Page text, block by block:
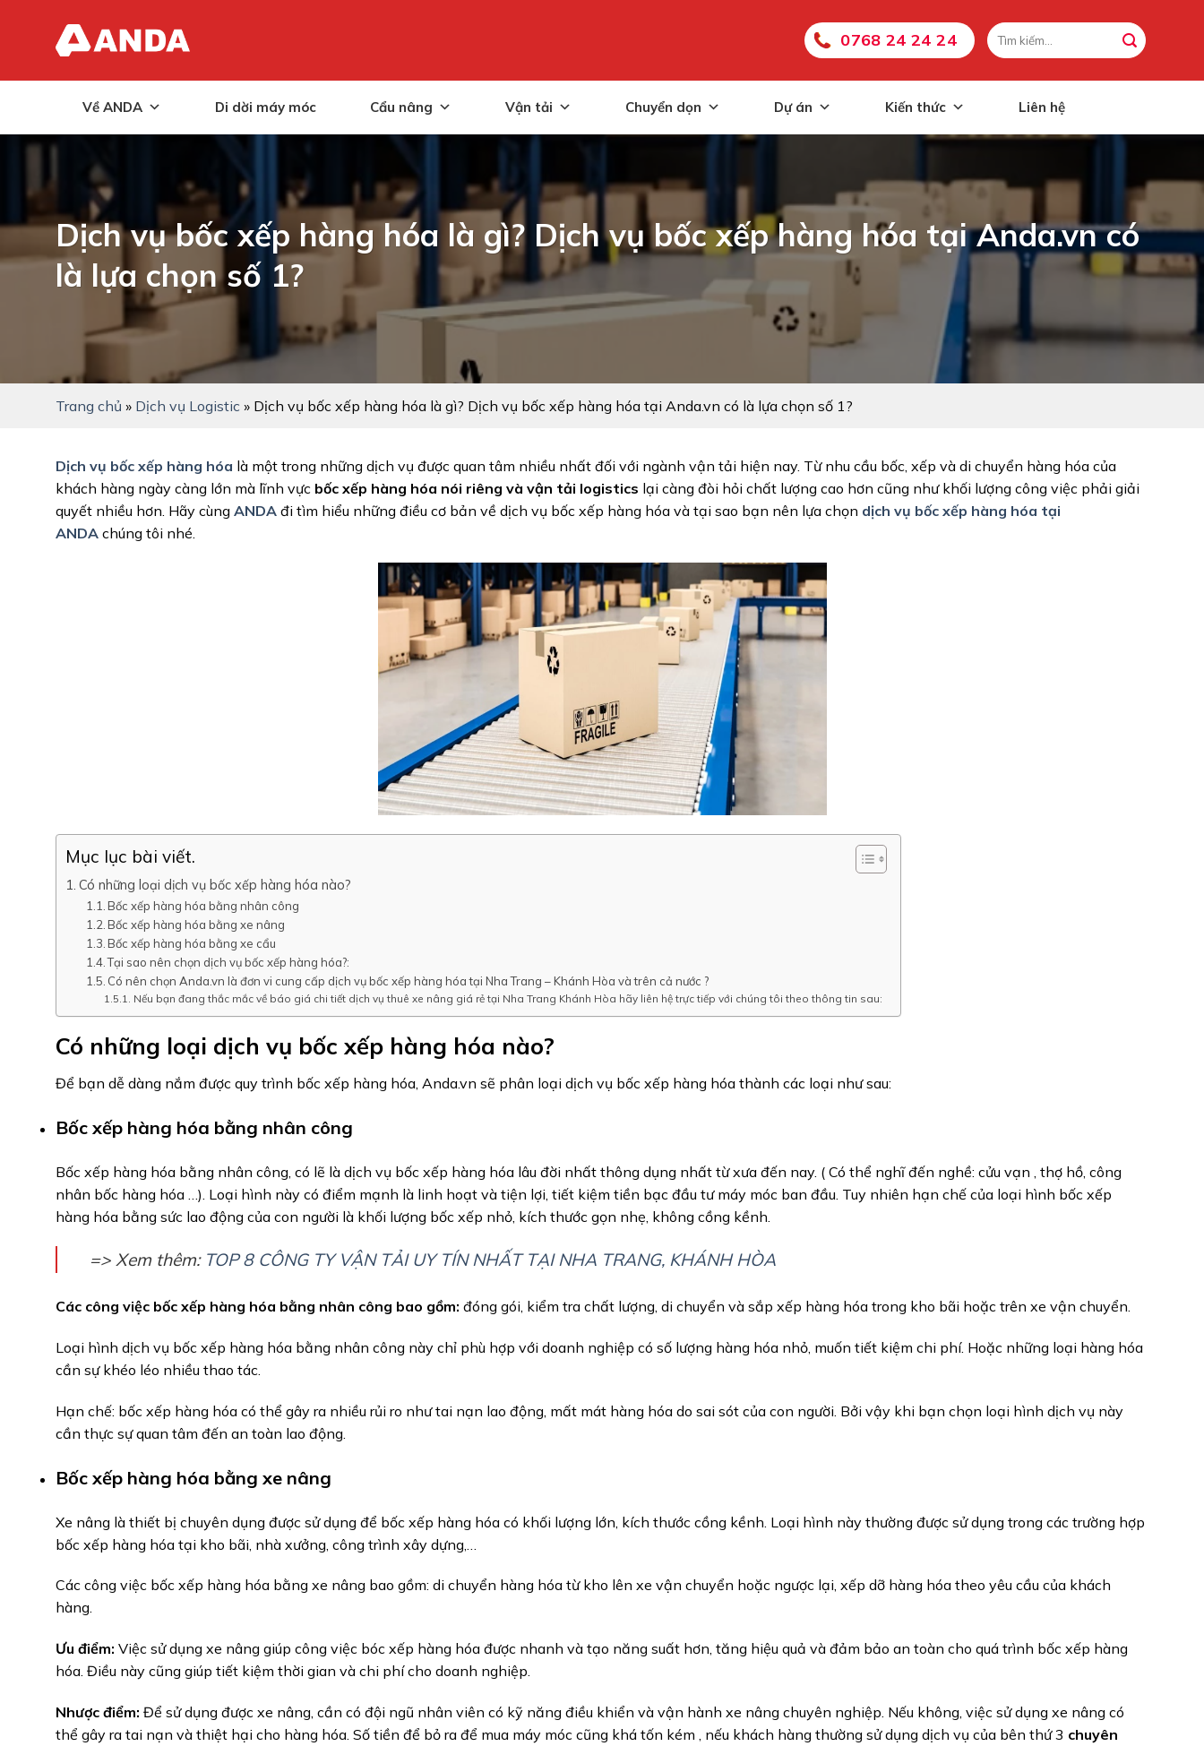
0768 24 24 24
Về ANDA Di dời máy móc Cẩu nâng Vận tải Chuyển dọn Dự án Kiến thức Liên hệ
Dịch vụ bốc xếp hàng hóa là gì? Dịch vụ bốc xếp hàng hóa tại Anda.vn có
là lựa chọn số 1?
Trang chủ » Dịch vụ Logistic » Dịch vụ bốc xếp hàng hóa là gì? Dịch vụ bốc xếp hàng hóa tại Anda.vn có là lựa chọn số 1?
Dịch vụ bốc xếp hàng hóa là một trong những dịch vụ được quan tâm nhiều nhất đối với ngành vận tải hiện nay. Từ nhu cầu bốc, xếp và di chuyển hàng hóa của
khách hàng ngày càng lớn mà lĩnh vực bốc xếp hàng hóa nói riêng và vận tải logistics lại càng đòi hỏi chất lượng cao hơn cũng như khối lượng công việc phải giải
quyết nhiều hơn. Hãy cùng ANDA đi tìm hiểu những điều cơ bản về dịch vụ bốc xếp hàng hóa và tại sao bạn nên lựa chọn dịch vụ bốc xếp hàng hóa tại
ANDA chúng tôi nhé.
Mục lục bài viết.
Có những loại dịch vụ bốc xếp hàng hóa nào?
Bốc xếp hàng hóa bằng nhân công
Bốc xếp hàng hóa bằng xe nâng
Bốc xếp hàng hóa bằng xe cẩu
Tại sao nên chọn dịch vụ bốc xếp hàng hóa?:
Có nên chọn Anda.vn là đơn vi cung cấp dịch vụ bốc xếp hàng hóa tại Nha Trang – Khánh Hòa và trên cả nước ?
Nếu bạn đang thắc mắc về báo giá chi tiết dịch vụ thuê xe nâng giá rẻ tại Nha Trang Khánh Hòa hãy liên hệ trực tiếp với chúng tôi theo thông tin sau:
Có những loại dịch vụ bốc xếp hàng hóa nào?
Để bạn dễ dàng nắm được quy trình bốc xếp hàng hóa, Anda.vn sẽ phân loại dịch vụ bốc xếp hàng hóa thành các loại như sau:
Bốc xếp hàng hóa bằng nhân công
Bốc xếp hàng hóa bằng nhân công, có lẽ là dịch vụ bốc xếp hàng hóa lâu đời nhất thông dụng nhất từ xưa đến nay. ( Có thể nghĩ đến nghề: cửu vạn , thợ hồ, công
nhân bốc hàng hóa …). Loại hình này có điểm mạnh là linh hoạt và tiện lợi, tiết kiệm tiền bạc đầu tư máy móc ban đầu. Tuy nhiên hạn chế của loại hình bốc xếp
hàng hóa bằng sức lao động của con người là khối lượng bốc xếp nhỏ, kích thước gọn nhẹ, không cồng kềnh.
=> Xem thêm: TOP 8 CÔNG TY VẬN TẢI UY TÍN NHẤT TẠI NHA TRANG, KHÁNH HÒA
Các công việc bốc xếp hàng hóa bằng nhân công bao gồm: đóng gói, kiểm tra chất lượng, di chuyển và sắp xếp hàng hóa trong kho bãi hoặc trên xe vận chuyển.
Loại hình dịch vụ bốc xếp hàng hóa bằng nhân công này chỉ phù hợp với doanh nghiệp có số lượng hàng hóa nhỏ, muốn tiết kiệm chi phí. Hoặc những loại hàng hóa
cần sự khéo léo nhiều thao tác.
Hạn chế: bốc xếp hàng hóa có thể gây ra nhiều rủi ro như tai nạn lao động, mất mát hàng hóa do sai sót của con người. Bởi vậy khi bạn chọn loại hình dịch vụ này
cần thực sự quan tâm đến an toàn lao động.
Bốc xếp hàng hóa bằng xe nâng
Xe nâng là thiết bị chuyên dụng được sử dụng để bốc xếp hàng hóa có khối lượng lớn, kích thước cồng kềnh. Loại hình này thường được sử dụng trong các trường hợp
bốc xếp hàng hóa tại kho bãi, nhà xưởng, công trình xây dựng,…
Các công việc bốc xếp hàng hóa bằng xe nâng bao gồm: di chuyển hàng hóa từ kho lên xe vận chuyển hoặc ngược lại, xếp dỡ hàng hóa theo yêu cầu của khách
hàng.
Ưu điểm: Việc sử dụng xe nâng giúp công việc bóc xếp hàng hóa được nhanh và tạo năng suất hơn, tăng hiệu quả và đảm bảo an toàn cho quá trình bốc xếp hàng
hóa. Điều này cũng giúp tiết kiệm thời gian và chi phí cho doanh nghiệp.
Nhược điểm: Để sử dụng được xe nâng, cần có đội ngũ nhân viên có kỹ năng điều khiển và vận hành xe nâng chuyên nghiệp. Nếu không, việc sử dụng xe nâng có
thể gây ra tai nạn và thiệt hại cho hàng hóa. Số tiền để bỏ ra để mua máy móc cũng khá tốn kém , nếu khách hàng thường sử dụng dịch vụ của bên thứ 3 chuyên